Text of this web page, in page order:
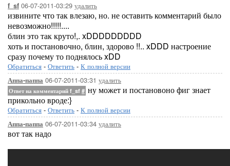
f_sf 06-07-2011-03:29 удалить
извините что так влезаю, но. не оставить комментарий было
невозможно!!!!!....
блин это так круто!,. xDDDDDDDDD
хоть и постановочно, блин, здорово !!.. xDDD настроение
сразу почему то поднялось xDD
Обратиться - Ответить - К полной версии
Аппа-паппа 06-07-2011-03:31 удалить
Ответ на комментарий f_sf # ну может и постановоно фиг знает
прикольно вроде:}
Обратиться - Ответить - К полной версии
Аппа-паппа 06-07-2011-03:34 удалить
вот так надо